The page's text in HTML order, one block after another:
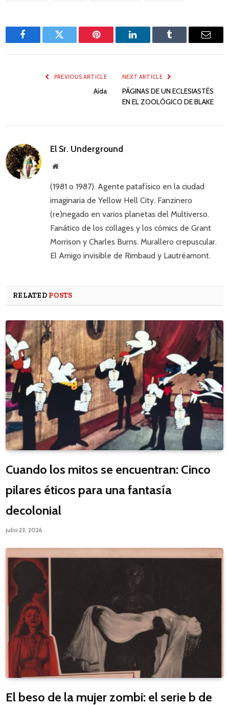
FacebookTwitter Pinterest LinkedIn Tumblr Email
PREVIOUS ARTICLE
Aída
NEXT ARTICLE
PÁGINAS DE UN ECLESIASTÉS
EN EL ZOOLÓGICO DE BLAKE
El Sr. Underground
Website
(1981 o 1987). Agente patafísico en la ciudad
imaginaria de Yellow Hell City. Fanzinero
(re)negado en varios planetas del Multiverso.
Fanático de los collages y los cómics de Grant
Morrison y Charles Burns. Murallero crepuscular.
El Amigo invisible de Rimbaud y Lautréamont.
RELATED POSTS
Cuando los mitos se encuentran: Cinco
pilares éticos para una fantasía
decolonial
julio 23, 2026
El beso de la mujer zombi: el serie b de